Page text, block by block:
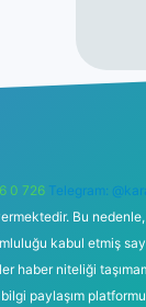
0 726 Telegram:
Bu
kabul etmiş
haber niteliği
paylaşım